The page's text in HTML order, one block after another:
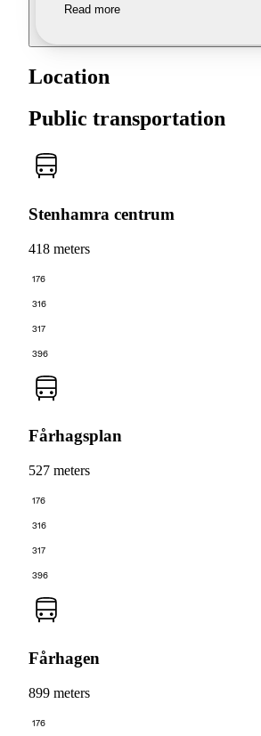
Read more
Location
Public transportation
Stenhamra centrum
418 meters
176
316
317
396
Fårhagsplan
527 meters
176
316
317
396
Fårhagen
899 meters
176